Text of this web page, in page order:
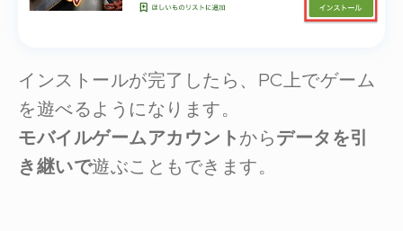
インストールが完了したら、PC上でゲーム
を遊べるようになります。
モバイルゲームアカウントからデータを引
き継いで遊ぶこともできます。